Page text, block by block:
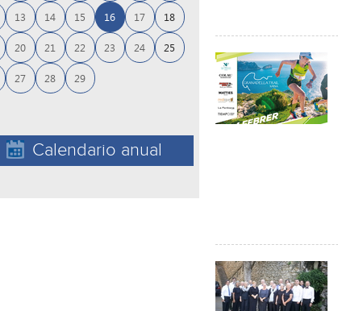
13 14 15 16 17 18
20 21 22 23 24 25
27 28 29
Calendario anual